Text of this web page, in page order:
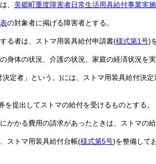
、 美郷町重度障害者日常生活用具給付事業実
の対象者に掲げる障害者とする。
る者は、ストマ用装具給付申請書(様式第1号)
身体の状況、介護の状況、家庭の経済状況を
決定者」という。)には、ストマ用装具給付決定
を提出してストマの給付を受けるものとする。
かる費用の請求があったときは、ストマの
ストマ用装具給付台帳(様式第5号)を整備して